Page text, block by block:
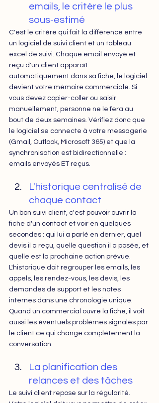
emails, le critère le plus
sous-estimé
C'est le critère qui fait la différence entre
un logiciel de suivi client et un tableau
excel de suivi. Chaque email envoyé et
reçu d'un client apparaît
automatiquement dans sa fiche, le logiciel
devient votre mémoire commerciale. Si
vous devez copier-coller ou saisir
manuellement, personne ne le fera au
bout de deux semaines. Vérifiez donc que
le logiciel se connecte à votre messagerie
(Gmail, Outlook, Microsoft 365) et que la
synchronisation est bidirectionnelle :
emails envoyés ET reçus.
L'historique centralisé de
chaque contact
Un bon suivi client, c'est pouvoir ouvrir la
fiche d'un contact et voir en quelques
secondes : qui lui a parlé en dernier, quel
devis il a reçu, quelle question il a posée, et
quelle est la prochaine action prévue.
L'historique doit regrouper les emails, les
appels, les rendez-vous, les devis, les
demandes de support et les notes
internes dans une chronologie unique.
Quand un commercial ouvre la fiche, il voit
aussi les éventuels problèmes signalés par
le client ce qui change complètement la
conversation.
La planification des
relances et des tâches
Le suivi client repose sur la régularité.